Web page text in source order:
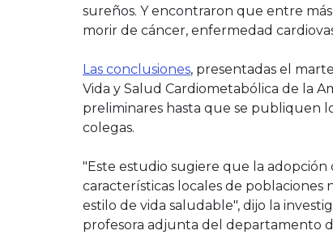
sureños. Y encontraron que entre
morir de cáncer, enfermedad
Las conclusiones, presentadas el
Vida y Salud Cardiometabólica de la
preliminares hasta que se publiquen
colegas.
"Este estudio sugiere que la
características locales de
estilo de vida saludable", dijo la
profesora adjunta del departamento